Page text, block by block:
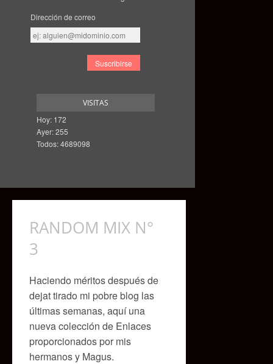
Dirección de correo
Dirección
de
VISITAS
Hoy: 172
Ayer: 255
Todos: 4689098
RANDOM MIX N°
3
Haciendo méritos después de
dejat tirado mi pobre blog las
últimas semanas, aquí una
nueva colección de Enlaces
proporcionados por mis
hermanos y Magus.